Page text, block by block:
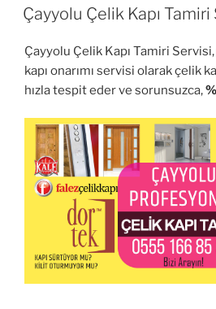
TARIHI
Çayyolu Çelik Kapı Tamiri
Çayyolu Çelik Kapı Tamiri
kapı onarımı servisi olarak çelik
hızla tespit eder ve sorunsuzca,